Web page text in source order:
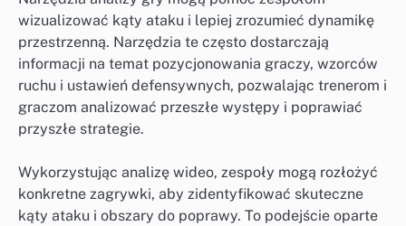
wizualizować kąty ataku i lepiej zrozumieć dynamikę
przestrzenną. Narzędzia te często dostarczają
informacji na temat pozycjonowania graczy, wzorców
ruchu i ustawień defensywnych, pozwalając trenerom i
graczom analizować przeszłe występy i poprawiać
przyszłe strategie.
Wykorzystując analizę wideo, zespoły mogą rozłożyć
konkretne zagrywki, aby zidentyfikować skuteczne
kąty ataku i obszary do poprawy. To podejście oparte